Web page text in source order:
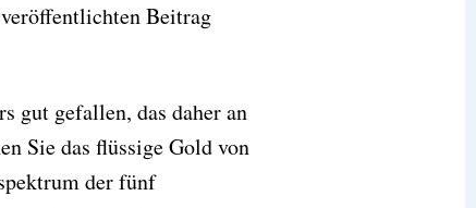
Beitrag
gut gefallen, das daher an
Sie das flüssige Gold von
der fünf